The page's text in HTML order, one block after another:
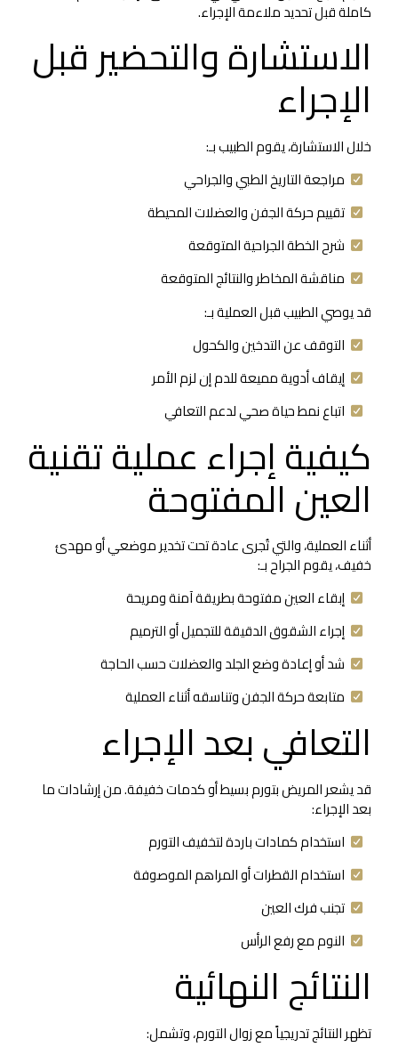
كاملة قبل تحديد ملاءمة الإجراء.
الاستشارة والتحضير قبل
الإجراء
خلال الاستشارة، يقوم الطبيب بـ:
مراجعة التاريخ الطبي والجراحي
تقييم حركة الجفن والعضلات المحيطة
شرح الخطة الجراحية المتوقعة
مناقشة المخاطر والنتائج المتوقعة
قد يوصي الطبيب قبل العملية بـ:
التوقف عن التدخين والكحول
إيقاف أدوية مميعة للدم إن لزم الأمر
اتباع نمط حياة صحي لدعم التعافي
كيفية إجراء عملية تقنية
العين المفتوحة
أثناء العملية، والتي تُجرى عادة تحت تخدير موضعي أو مهدئ
خفيف، يقوم الجراح بـ:
إبقاء العين مفتوحة بطريقة آمنة ومريحة
إجراء الشقوق الدقيقة للتجميل أو الترميم
شد أو إعادة وضع الجلد والعضلات حسب الحاجة
متابعة حركة الجفن وتناسقه أثناء العملية
التعافي بعد الإجراء
قد يشعر المريض بتورم بسيط أو كدمات خفيفة. من إرشادات ما
بعد الإجراء:
استخدام كمادات باردة لتخفيف التورم
استخدام القطرات أو المراهم الموصوفة
تجنب فرك العين
النوم مع رفع الرأس
النتائج النهائية
تظهر النتائج تدريجياً مع زوال التورم، وتشمل: